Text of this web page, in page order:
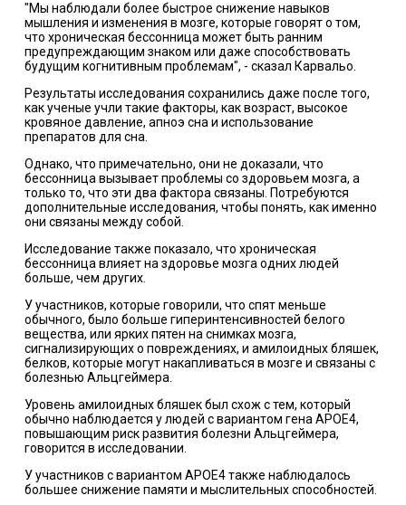
"Мы наблюдали более быстрое снижение навыков
мышления и изменения в мозге, которые говорят о том,
что хроническая бессонница может быть ранним
предупреждающим знаком или даже способствовать
будущим когнитивным проблемам", - сказал Карвальо.
Результаты исследования сохранились даже после того,
как ученые учли такие факторы, как возраст, высокое
кровяное давление, апноэ сна и использование
препаратов для сна.
Однако, что примечательно, они не доказали, что
бессонница вызывает проблемы со здоровьем мозга, а
только то, что эти два фактора связаны. Потребуются
дополнительные исследования, чтобы понять, как именно
они связаны между собой.
Исследование также показало, что хроническая
бессонница влияет на здоровье мозга одних людей
больше, чем других.
У участников, которые говорили, что спят меньше
обычного, было больше гиперинтенсивностей белого
вещества, или ярких пятен на снимках мозга,
сигнализирующих о повреждениях, и амилоидных бляшек,
белков, которые могут накапливаться в мозге и связаны с
болезнью Альцгеймера.
Уровень амилоидных бляшек был схож с тем, который
обычно наблюдается у людей с вариантом гена APOE4,
повышающим риск развития болезни Альцгеймера,
говорится в исследовании.
У участников с вариантом APOE4 также наблюдалось
большее снижение памяти и мыслительных способностей.